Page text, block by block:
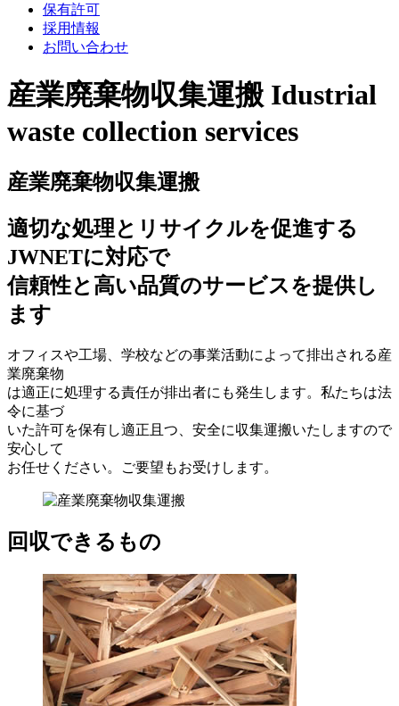
保有許可
採用情報
お問い合わせ
産業廃棄物収集運搬 Idustrial
waste collection services
産業廃棄物収集運搬
適切な処理とリサイクルを促進する
JWNETに対応で
信頼性と高い品質のサービスを提供し
ます
オフィスや工場、学校などの事業活動によって排出される産
業廃棄物
は適正に処理する責任が排出者にも発生します。私たちは法
令に基づ
いた許可を保有し適正且つ、安全に収集運搬いたしますので
安心して
お任せください。ご要望もお受けします。
回収できるもの